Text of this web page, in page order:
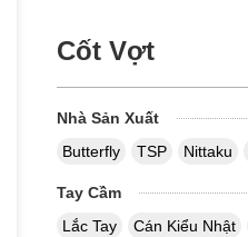
Cốt Vợt
Nhà Sản Xuất
Butterfly
TSP Nittaku
Tay Cầm
Lắc Tay
Cán Kiểu Nhật